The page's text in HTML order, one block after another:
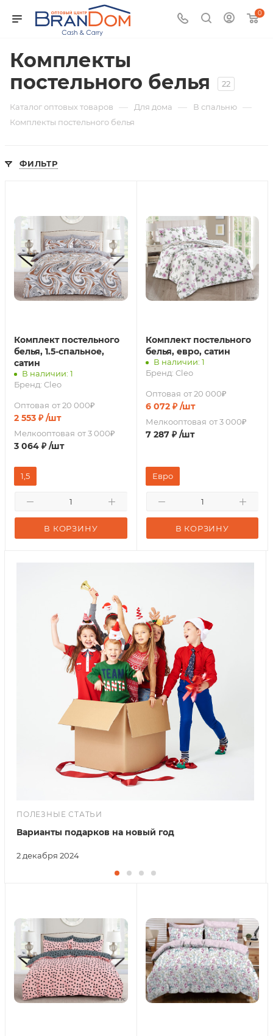
0
Комплекты
постельного белья
22
Каталог оптовых товаров — Для дома — В спальню —
Комплекты постельного белья
ФИЛЬТР
Комплект постельного
белья, 1.5-спальное,
сатин
В наличии: 1
Бренд: Cleo
Оптовая от 20 000₽
2 553 ₽ /шт
Мелкооптовая от 3 000₽
3 064 ₽ /шт
В КОРЗИНУ
1,5
Комплект постельного
белья, евро, сатин
В наличии: 1
Бренд: Cleo
Оптовая от 20 000₽
6 072₽ /шт
Мелкооптовая от 3 000₽
7 287₽ /шт
В КОРЗИНУ
Евро
ПОЛЕЗНЫЕ СТАТЬИ
2 декабря 2024
Варианты подарков на новый год